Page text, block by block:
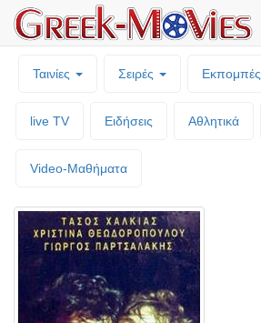
Ταινίες Σειρές Εκπομπές
live TV Ειδήσεις Αθλητικά
Video-Mαθήματα